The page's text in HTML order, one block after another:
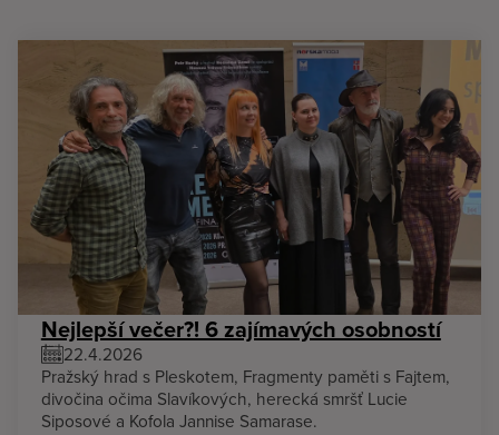
Nejlepší večer?! 6 zajímavých osobností
22.4.2026
Pražský hrad s Pleskotem, Fragmenty paměti s Fajtem,
divočina očima Slavíkových, herecká smršť Lucie
Siposové a Kofola Jannise Samarase.